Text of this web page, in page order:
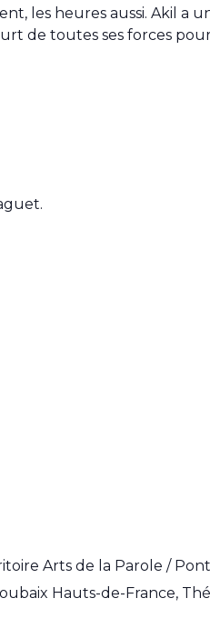
les heures aussi. Akil a
de toutes ses forces
Arts de la Parole /
Hauts-de-France,